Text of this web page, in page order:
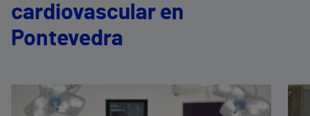
cardiovascular en
Pontevedra